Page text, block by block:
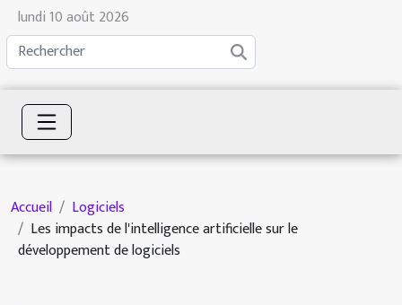
lundi 10 août 2026
Accueil
Logiciels
Les impacts de l'intelligence artificielle sur le
développement de logiciels